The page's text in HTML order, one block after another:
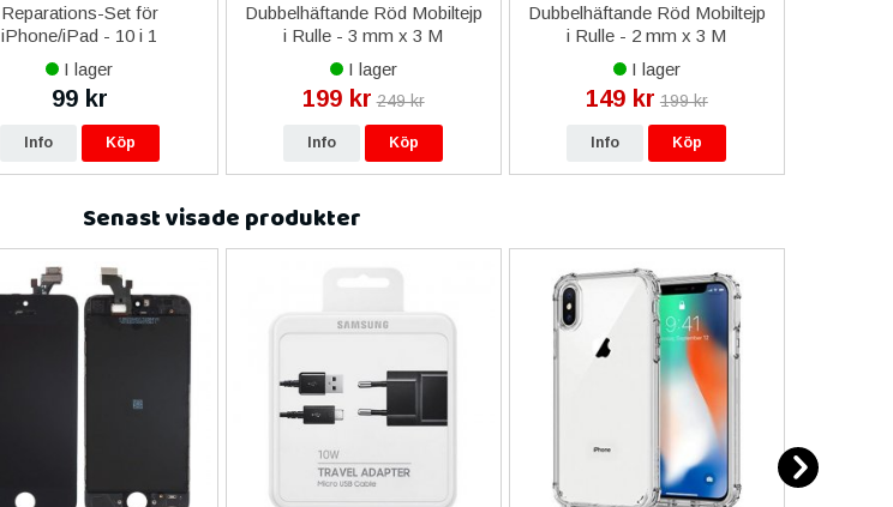
Reparations-Set för
iPhone/iPad - 10 i 1
I lager
99 kr
Info Köp
Dubbelhäftande Röd Mobiltejp
i Rulle - 3 mm x 3 M
I lager
199 kr 249 kr
Info Köp
Dubbelhäftande Röd Mobiltejp
i Rulle - 2 mm x 3 M
I lager
149 kr 199 kr
Info Köp
Senast visade produkter